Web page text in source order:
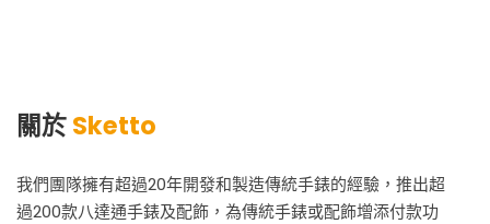
關於Sketto
我們團隊擁有超過20年開發和製造傳統手錶的經驗，推出超
過200款八達通手錶及配飾，為傳統手錶或配飾增添付款功